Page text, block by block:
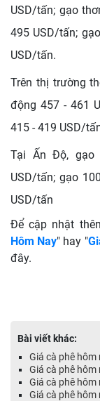
USD/tấn; gạo
495 USD/tấn;
USD/tấn.
Trên thị trường
động 457 - 461
415 - 419 USD/
Tại Ấn Độ,
USD/tấn; gạo
USD/tấn
Để cập nhật
Hôm Nay" hay "
đây.
Bài viết khác:
Giá cà phê
Giá cà phê
Giá cà phê
Giá cà phê